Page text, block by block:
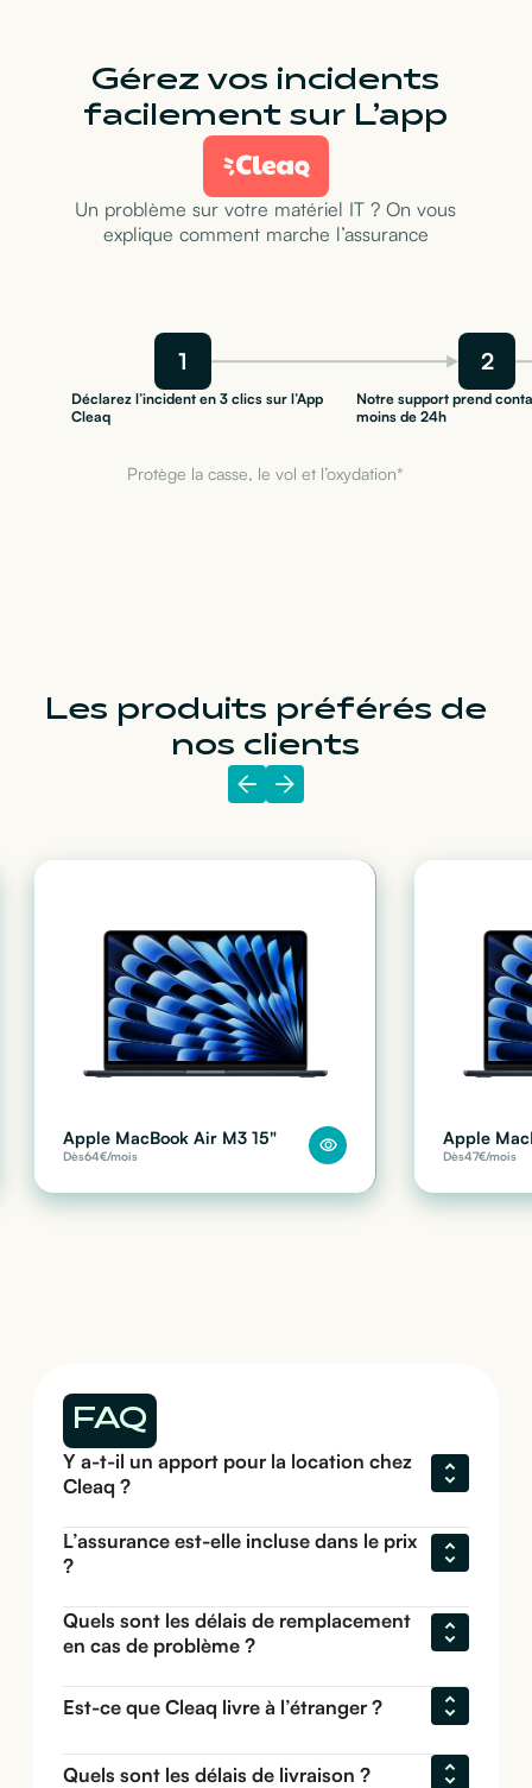
Gérez vos incidents
facilement sur L’app
Un problème sur votre matériel IT ? On vous
explique comment marche l’assurance
1 2
Déclarez l’incident en 3 clics sur l’App
Cleaq
Notre support prend
moins de 24h
Protège la casse, le vol et l’oxydation*
Les produits préférés de
nos clients
Apple MacBook Air M3 15"
Dès64€/mois
Apple
Dès47€/mois
FAQ
Y a-t-il un apport pour la location chez
Cleaq ?
L’assurance est-elle incluse dans le prix
?
Quels sont les délais de remplacement
en cas de problème ?
Est-ce que Cleaq livre à l’étranger ?
Quels sont les délais de livraison ?